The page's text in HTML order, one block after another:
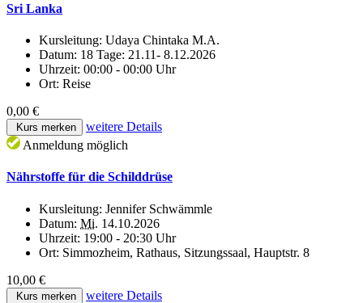
Sri Lanka
Kursleitung: Udaya Chintaka M.A.
Datum: 18 Tage: 21.11- 8.12.2026
Uhrzeit: 00:00 - 00:00 Uhr
Ort: Reise
0,00 €
Kurs merken
weitere Details
Anmeldung möglich
Nährstoffe für die Schilddrüse
Kursleitung: Jennifer Schwämmle
Datum: Mi. 14.10.2026
Uhrzeit: 19:00 - 20:30 Uhr
Ort: Simmozheim, Rathaus, Sitzungssaal, Hauptstr. 8
10,00 €
Kurs merken
weitere Details